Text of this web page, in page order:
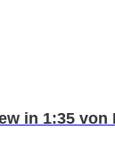
in 1:35 von